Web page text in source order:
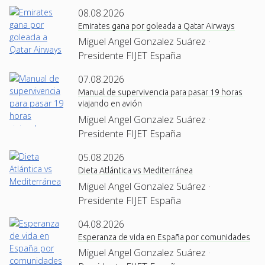
08.08.2026
Emirates gana por goleada a Qatar Airways
Miguel Angel Gonzalez Suárez ·
Presidente FIJET España
07.08.2026
Manual de supervivencia para pasar 19 horas
viajando en avión
Miguel Angel Gonzalez Suárez ·
Presidente FIJET España
05.08.2026
Dieta Atlántica vs Mediterránea
Miguel Angel Gonzalez Suárez ·
Presidente FIJET España
04.08.2026
Esperanza de vida en España por comunidades
Miguel Angel Gonzalez Suárez ·